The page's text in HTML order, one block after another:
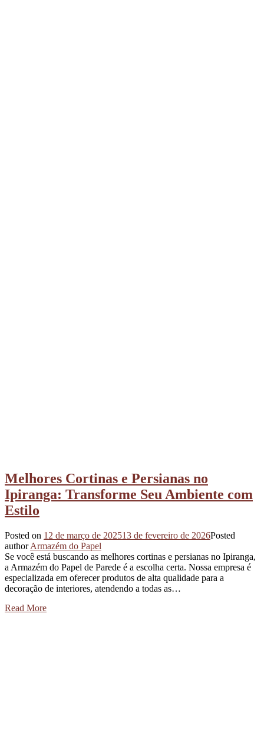
Melhores Cortinas e Persianas no
Ipiranga: Transforme Seu Ambiente com
Estilo
Posted on 12 de março de 202513 de fevereiro de 2026Posted
author Armazém do Papel
Se você está buscando as melhores cortinas e persianas no Ipiranga,
a Armazém do Papel de Parede é a escolha certa. Nossa empresa é
especializada em oferecer produtos de alta qualidade para a
decoração de interiores, atendendo a todas as…
Read More